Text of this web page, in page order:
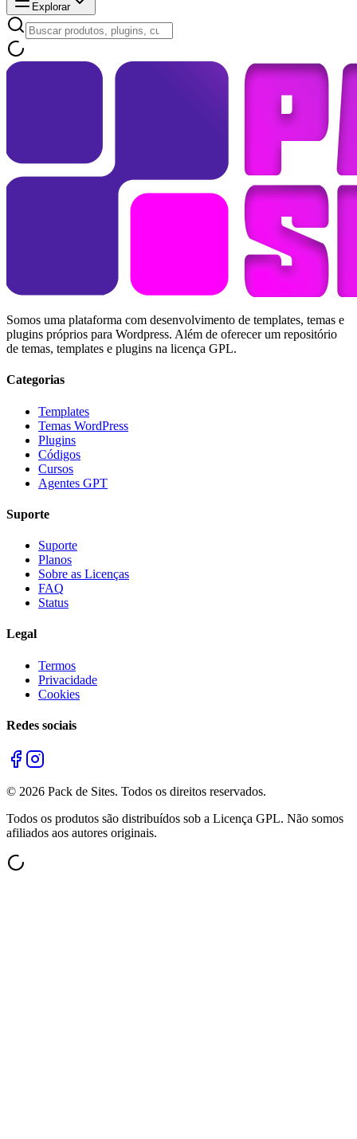
Explorar
Somos uma plataforma com desenvolvimento de templates, temas e
plugins próprios para Wordpress. Além de oferecer um repositório
de temas, templates e plugins na licença GPL.
Categorias
Templates
Temas WordPress
Plugins
Códigos
Cursos
Agentes GPT
Suporte
Suporte
Planos
Sobre as Licenças
FAQ
Status
Legal
Termos
Privacidade
Cookies
Redes sociais
© 2026 Pack de Sites. Todos os direitos reservados.
Todos os produtos são distribuídos sob a Licença GPL. Não somos
afiliados aos autores originais.